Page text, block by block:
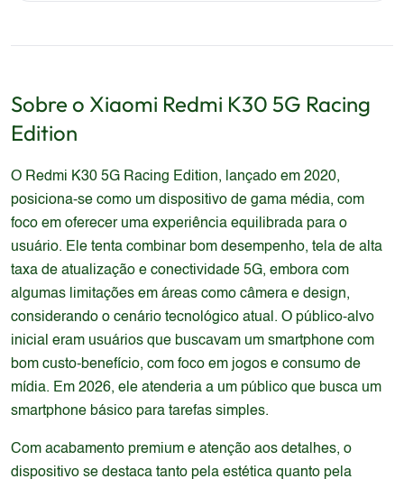
Sobre o Xiaomi Redmi K30 5G Racing
Edition
O Redmi K30 5G Racing Edition, lançado em 2020,
posiciona-se como um dispositivo de gama média, com
foco em oferecer uma experiência equilibrada para o
usuário. Ele tenta combinar bom desempenho, tela de alta
taxa de atualização e conectividade 5G, embora com
algumas limitações em áreas como câmera e design,
considerando o cenário tecnológico atual. O público-alvo
inicial eram usuários que buscavam um smartphone com
bom custo-benefício, com foco em jogos e consumo de
mídia. Em 2026, ele atenderia a um público que busca um
smartphone básico para tarefas simples.
Com acabamento premium e atenção aos detalhes, o
dispositivo se destaca tanto pela estética quanto pela